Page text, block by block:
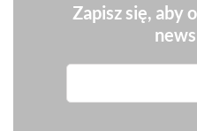
Zapisz się, aby